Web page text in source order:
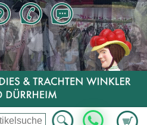
Zum
WhatsApp